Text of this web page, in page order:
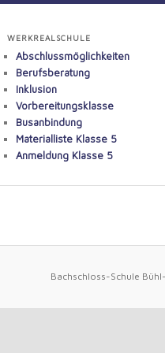
primary
content
WERKREALSCHULE
Abschlussmöglichkeiten
Berufsberatung
Inklusion
Vorbereitungsklasse
Busanbindung
Materialliste Klasse 5
Anmeldung Klasse 5
Bachschloss-Schule